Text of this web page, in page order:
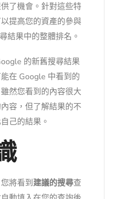
了機會。針對這些特
提高您的資產的參與
結果中的整體排名。
的新舊搜尋結果
在 Google 中看到的
然您看到的內容很大
容，但了解結果的不
己的結果。
將看到建議的搜尋查